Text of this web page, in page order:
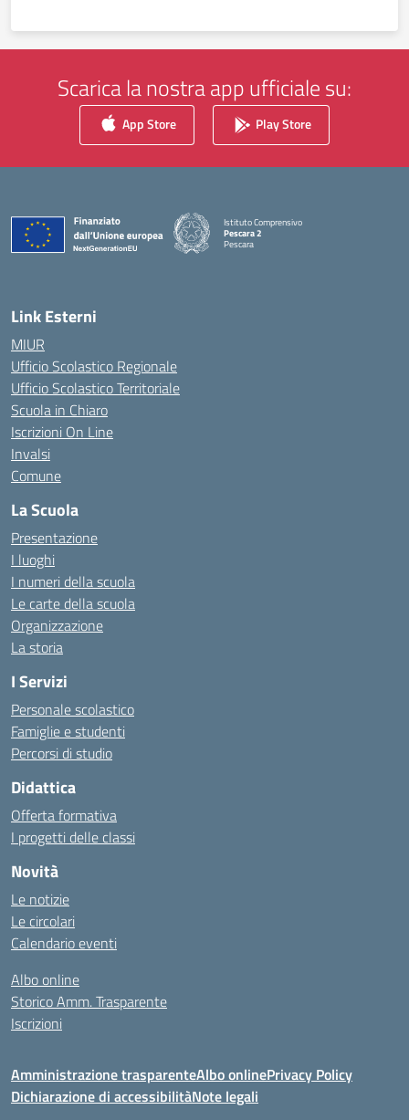
Scarica la nostra app ufficiale su:
App Store Play Store
Istituto Comprensivo
Pescara 2
Pescara
Link Esterni
MIUR
Ufficio Scolastico Regionale
Ufficio Scolastico Territoriale
Scuola in Chiaro
Iscrizioni On Line
Invalsi
Comune
La Scuola
Presentazione
I luoghi
I numeri della scuola
Le carte della scuola
Organizzazione
La storia
I Servizi
Personale scolastico
Famiglie e studenti
Percorsi di studio
Didattica
Offerta formativa
I progetti delle classi
Novità
Le notizie
Le circolari
Calendario eventi
Albo online
Storico Amm. Trasparente
Iscrizioni
Amministrazione trasparenteAlbo onlinePrivacy Policy
Dichiarazione di accessibilitàNote legali